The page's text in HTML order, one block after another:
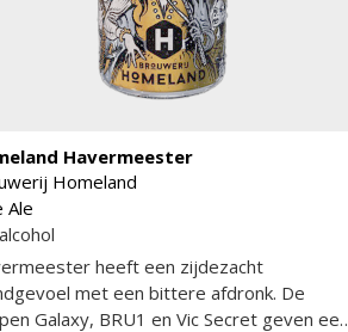
Havermeester
Homeland
Ale
heeft een zijdezacht
met een bittere afdronk. De
Galaxy, BRU1 en Vic Secret geven een